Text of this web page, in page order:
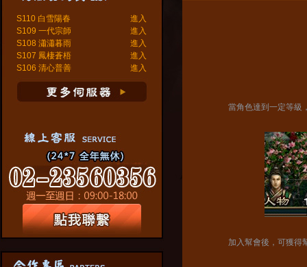
進入
S110 白雪陽春
進入
S109 一代宗師
進入
S108 瀟瀟暮雨
進入
S107 鳳棲蒼梧
進入
S106 清心普善
當角色達到一定等級
加入幫會後，可獲得幫